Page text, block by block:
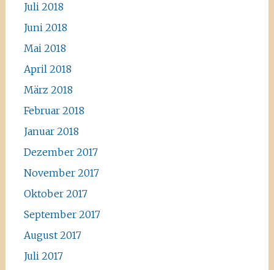
Juli 2018
Juni 2018
Mai 2018
April 2018
März 2018
Februar 2018
Januar 2018
Dezember 2017
November 2017
Oktober 2017
September 2017
August 2017
Juli 2017